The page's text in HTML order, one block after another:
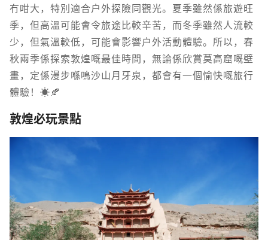
冇咁大，特別適合戶外探險同觀光。夏季雖然係旅遊旺
季，但高溫可能會令旅途比較辛苦，而冬季雖然人流較
少，但氣溫較低，可能會影響戶外活動體驗。所以，春
秋兩季係探索敦煌嘅最佳時間，無論係欣賞莫高窟嘅壁
畫，定係漫步喺鳴沙山月牙泉，都會有一個愉快嘅旅行
體驗！☀️🍂
敦煌必玩景點